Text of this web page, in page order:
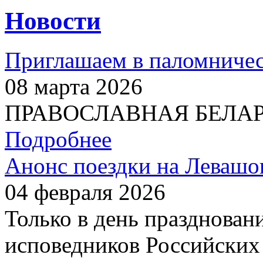
Новости
Приглашаем в
08 марта 2026
ПРАВОСЛАВНАЯ
Подробнее
Анонс поездки на
04 февраля 2026
Только в день
исповедников